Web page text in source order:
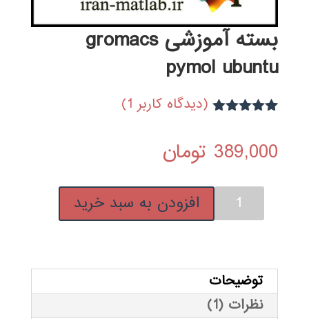
بسته آموزشی gromacs
pymol ubuntu
مشتری
(دیدگاه کاربر 1
)
389,000 تومان
بسته
آموزشی
ubuntu
عدد
افزودن به سبد خرید
توضیحات
نظرات (1)